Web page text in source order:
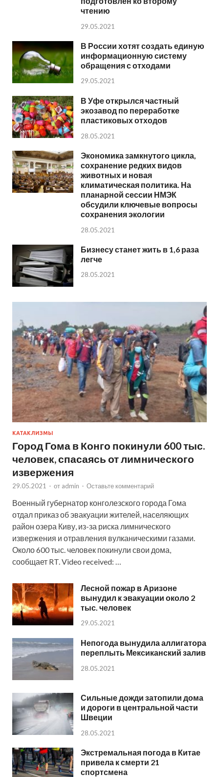
чтению
29.05.2021
В России хотят создать единую
информационную систему
обращения с отходами
29.05.2021
В Уфе открылся частный
экозавод по переработке
пластиковых отходов
28.05.2021
Экономика замкнутого цикла,
сохранение редких видов
животных и новая
климатическая политика. На
планарной сессии НМЭК
обсудили ключевые вопросы
сохранения экологии
28.05.2021
Бизнесу станет жить в 1,6 раза
легче
28.05.2021
КАТАКЛИЗМЫ
Город Гома в Конго покинули 600 тыс.
человек, спасаясь от лимнического
извержения
29.05.2021 - от admin - Оставьте комментарий
Военный губернатор конголезского города Гома
отдал приказ об эвакуации жителей, населяющих
район озера Киву, из-за риска лимнического
извержения и отравления вулканическими газами.
Около 600 тыс. человек покинули свои дома,
сообщает RT. Video received: …
Лесной пожар в Аризоне
вынудил к эвакуации около 2
тыс. человек
29.05.2021
Непогода вынудила аллигатора
переплыть Мексиканский залив
28.05.2021
Сильные дожди затопили дома
и дороги в центральной части
Швеции
28.05.2021
Экстремальная погода в Китае
привела к смерти 21
спортсмена